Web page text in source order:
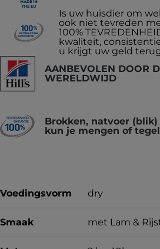
Is uw huisdier om
ook niet tevreden
100%
kwaliteit,
u krijgt uw geld
AANBEVOLEN DOOR
WERELDWIJD
Brokken, natvoer
kun je mengen of
Voedingsvorm dry
Smaak met Lam &